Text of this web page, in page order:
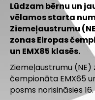
Lūdzam bērnu un
vēlamos starta
Ziemeļaustrumu
zonas Eiropas
un EMX85 klasēs.
Ziemeļaustrumu
čempionāta EMX65
posms norisināsies